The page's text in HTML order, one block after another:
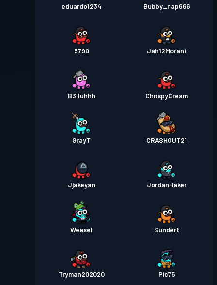
eduardo1234 Bubby_nap666
5790 Jah12Morant
B3lluhhh ChrispyCream
GrayT CRASHOUT21
Jjakeyan JordanHaker
Weasel Sundert
Tryman202020 Pic75